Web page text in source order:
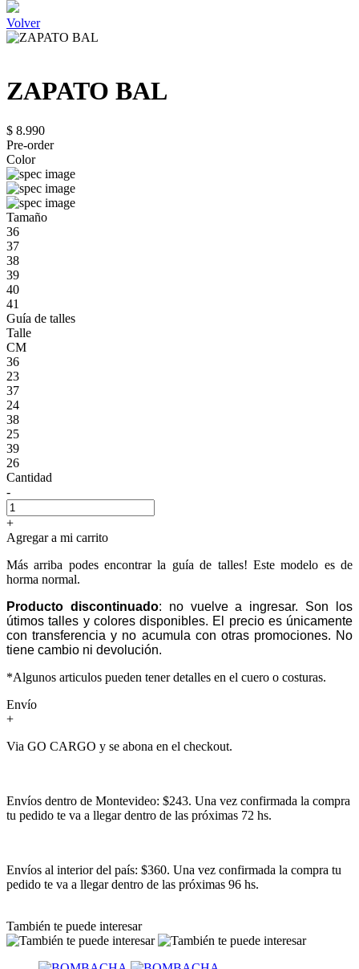
Volver
ZAPATO BAL
$ 8.990
Pre-order
Color
Tamaño
36
37
38
39
40
41
Guía de talles
Talle
CM
36
23
37
24
38
25
39
26
Cantidad
-
+
Agregar a mi carrito
Más arriba podes encontrar la guía de talles! Este modelo es de
horma normal.
Producto discontinuado: no vuelve a ingresar. Son los
útimos talles y colores disponibles. El precio es únicamente
con transferencia y no acumula con otras promociones. No
tiene cambio ni devolución.
*Algunos articulos pueden tener detalles en el cuero o costuras.
Envío
+
Via GO CARGO y se abona en el checkout.
Envíos dentro de Montevideo: $243. Una vez confirmada la compra
tu pedido te va a llegar dentro de las próximas 72 hs.
Envíos al interior del país: $360. Una vez confirmada la compra tu
pedido te va a llegar dentro de las próximas 96 hs.
También te puede interesar